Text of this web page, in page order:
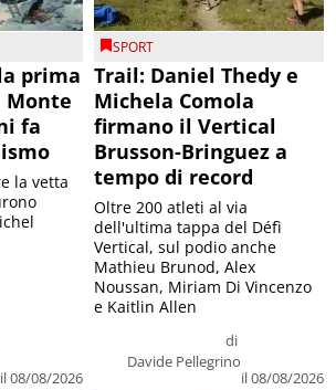
prima
Monte
fa
il 08/08/2026
la vetta
SPORT
Trail: Daniel Thedy e
Michela Comola
firmano il Vertical
Brusson-Bringuez a
tempo di record
di
Davide Pellegrino
il 08/08/2026
Oltre 200 atleti al via
dell'ultima tappa del Défì
Vertical, sul podio anche
Mathieu Brunod, Alex
Noussan, Miriam Di Vincenzo
e Kaitlin Allen